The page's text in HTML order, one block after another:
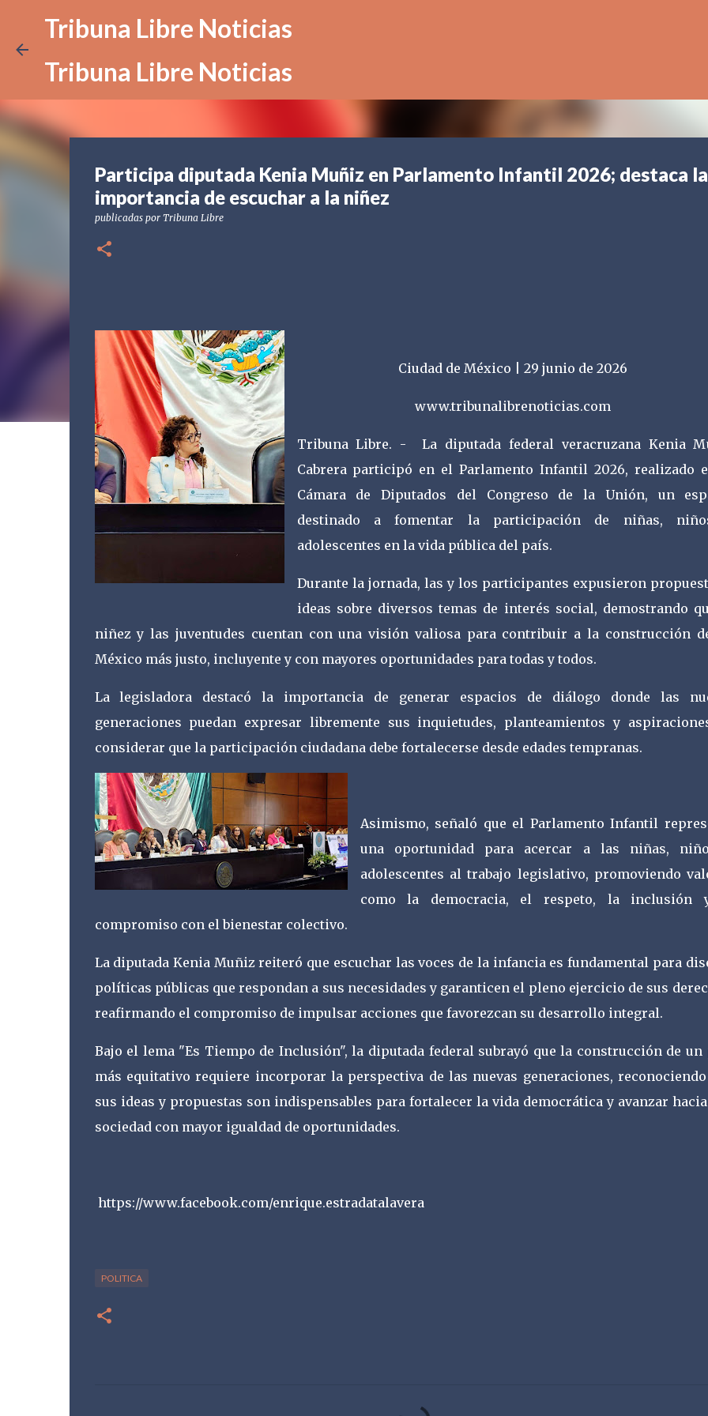
Tribuna Libre Noticias
Tribuna Libre Noticias
Participa diputada Kenia Muñiz en Parlamento Infantil 2026; destaca la
importancia de escuchar a la niñez
publicadas por Tribuna Libre
Ciudad de México | 29 junio de 2026
www.tribunalibrenoticias.com
Tribuna Libre. - La diputada federal veracruzana Kenia
Cabrera participó en el Parlamento Infantil 2026, realizado
Cámara de Diputados del Congreso de la Unión, un
destinado a fomentar la participación de niñas,
adolescentes en la vida pública del país.
Durante la jornada, las y los participantes expusieron
ideas sobre diversos temas de interés social, demostrando
niñez y las juventudes cuentan con una visión valiosa para contribuir a la construcción
México más justo, incluyente y con mayores oportunidades para todas y todos.
La legisladora destacó la importancia de generar espacios de diálogo donde las
generaciones puedan expresar libremente sus inquietudes, planteamientos y
considerar que la participación ciudadana debe fortalecerse desde edades tempranas.
Asimismo, señaló que el Parlamento Infantil
una oportunidad para acercar a las niñas,
adolescentes al trabajo legislativo, promoviendo
como la democracia, el respeto, la inclusión
compromiso con el bienestar colectivo.
La diputada Kenia Muñiz reiteró que escuchar las voces de la infancia es fundamental para
políticas públicas que respondan a sus necesidades y garanticen el pleno ejercicio de sus
reafirmando el compromiso de impulsar acciones que favorezcan su desarrollo integral.
Bajo el lema "Es Tiempo de Inclusión", la diputada federal subrayó que la construcción de un
más equitativo requiere incorporar la perspectiva de las nuevas generaciones,
sus ideas y propuestas son indispensables para fortalecer la vida democrática y avanzar
sociedad con mayor igualdad de oportunidades.
https://www.facebook.com/enrique.estradatalavera
POLITICA